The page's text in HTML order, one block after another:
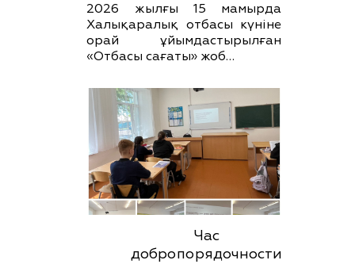
2026 жылғы 15 мамырда
Халықаралық отбасы күніне
орай ұйымдастырылған
«Отбасы сағаты» жоб…
Час
добропорядочности